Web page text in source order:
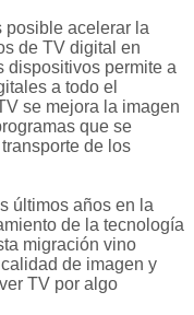
posible acelerar la
de TV digital en
dispositivos permite a
a todo el
se mejora la imagen
que se
de los
últimos años en la
de la tecnología
migración vino
de imagen y
TV por algo